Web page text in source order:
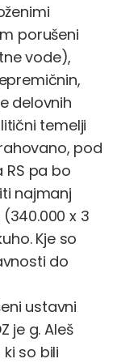
porušeni
vode),
delovnih
temelji
pod
pa bo
najmanj
x 3
Kje so
do
ustavni
je g. Aleš
ki so bili